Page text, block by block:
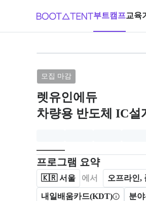
부트캠프교육
모집 마감
렛유인에듀
차량용 반도체 IC설
브랜드: 렛유인에
모집개요
프로그램 요약
캠프를 운영하거나 참여하는
🇰🇷서울 에서 오프라인,
내일배움카드(KDT) 분